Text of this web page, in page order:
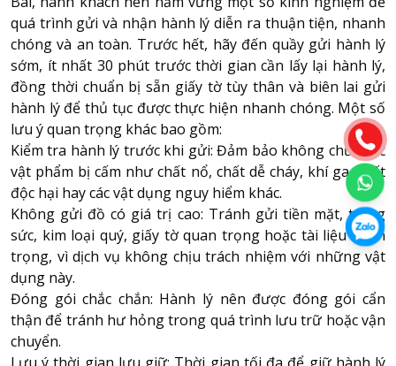
quá trình gửi và nhận hành lý diễn ra thuận tiện, nhanh
chóng và an toàn. Trước hết, hãy đến quầy gửi hành lý
sớm, ít nhất 30 phút trước thời gian cần lấy lại hành lý,
đồng thời chuẩn bị sẵn giấy tờ tùy thân và biên lai gửi
hành lý để thủ tục được thực hiện nhanh chóng. Một số
lưu ý quan trọng khác bao gồm:
Kiểm tra hành lý trước khi gửi: Đảm bảo không chứa các
vật phẩm bị cấm như chất nổ, chất dễ cháy, khí ga, chất
độc hại hay các vật dụng nguy hiểm khác.
Không gửi đồ có giá trị cao: Tránh gửi tiền mặt, trang
sức, kim loại quý, giấy tờ quan trọng hoặc tài liệu quan
trọng, vì dịch vụ không chịu trách nhiệm với những vật
dụng này.
Đóng gói chắc chắn: Hành lý nên được đóng gói cẩn
thận để tránh hư hỏng trong quá trình lưu trữ hoặc vận
chuyển.
Lưu ý thời gian lưu giữ: Thời gian tối đa để giữ hành lý